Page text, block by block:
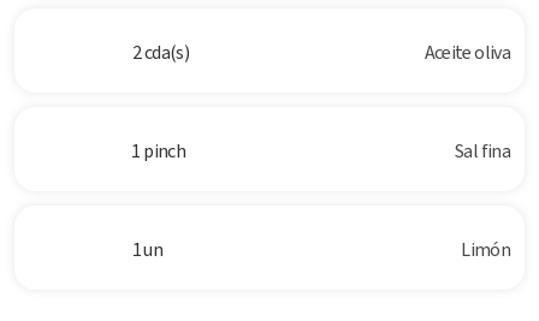
2 cda(s) Aceite oliva
1 pinch Sal fina
1 un Limón